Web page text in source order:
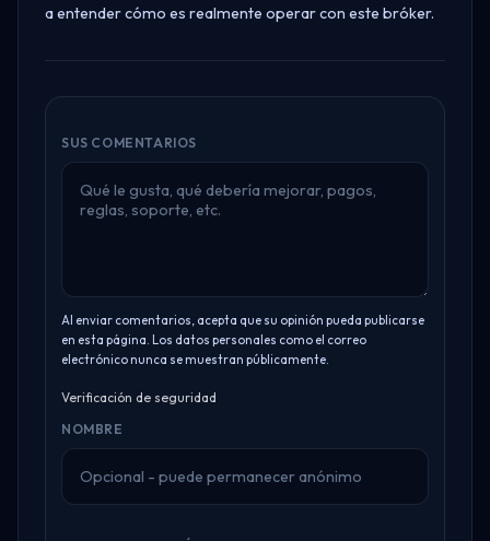
a entender cómo es realmente operar con este bróker.
SUS COMENTARIOS
Al enviar comentarios, acepta que su opinión pueda publicarse
en esta página. Los datos personales como el correo
electrónico nunca se muestran públicamente.
Verificación de seguridad
NOMBRE